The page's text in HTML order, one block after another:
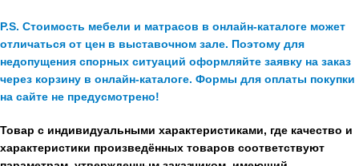
P.S. Стоимость мебели и матрасов в онлайн-каталоге может
отличаться от цен в выставочном зале. Поэтому для
недопущения спорных ситуаций оформляйте заявку на заказ
через корзину в онлайн-каталоге. Формы для оплаты покупки
на сайте не предусмотрено!
Товар с индивидуальными характеристиками, где качество и
характеристики произведённых товаров соответствуют